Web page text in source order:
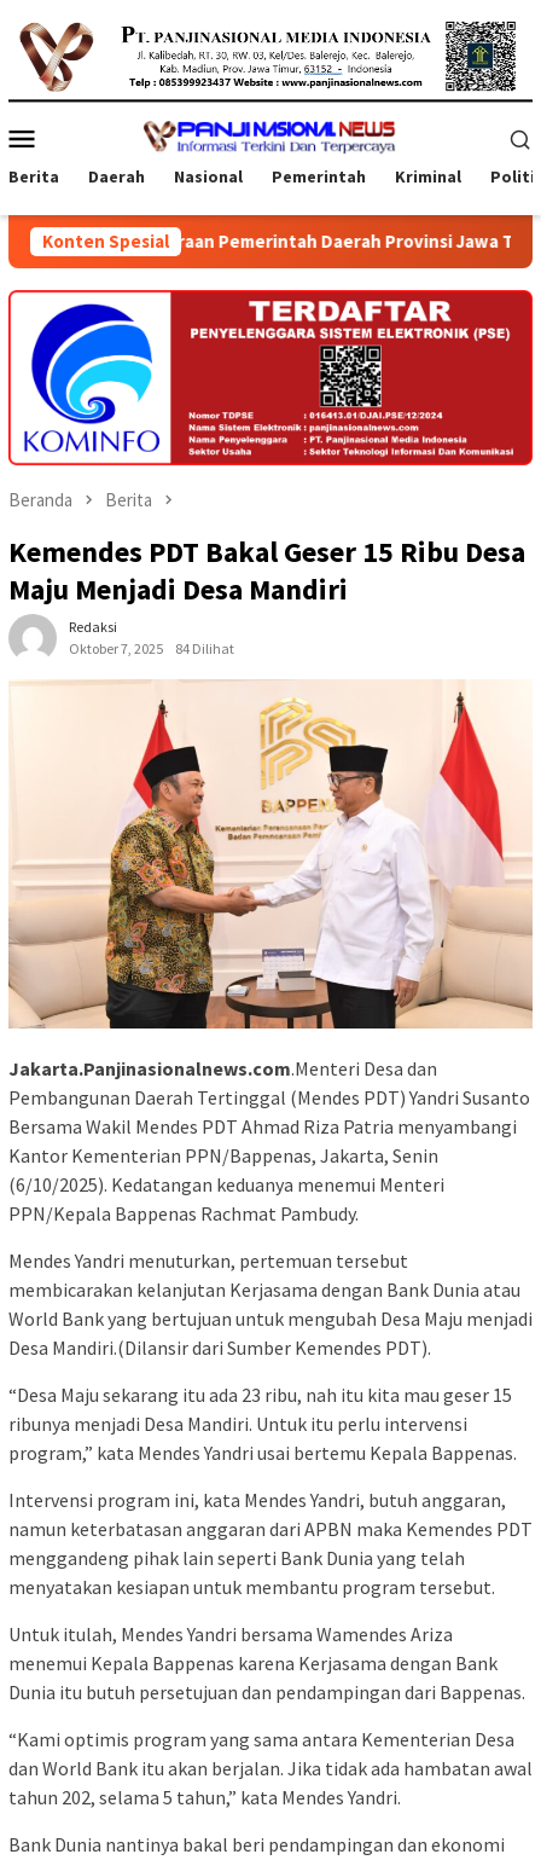
konten
Mobile
Berita Daerah Nasional Pemerintah Kriminal
Konten Spesial
Pemerintah Daerah Provinsi Jawa Timur dan Bali
Beranda Berita
Kemendes PDT Bakal Geser 15 Ribu Desa
Maju Menjadi Desa Mandiri
Redaksi
Oktober 7, 2025
84 Dilihat
Jakarta.Panjinasionalnews.com.Menteri Desa dan
Pembangunan Daerah Tertinggal (Mendes PDT) Yandri Susanto
Bersama Wakil Mendes PDT Ahmad Riza Patria menyambangi
Kantor Kementerian PPN/Bappenas, Jakarta, Senin
(6/10/2025). Kedatangan keduanya menemui Menteri
PPN/Kepala Bappenas Rachmat Pambudy.
Mendes Yandri menuturkan, pertemuan tersebut
membicarakan kelanjutan Kerjasama dengan Bank Dunia atau
World Bank yang bertujuan untuk mengubah Desa Maju menjadi
Desa Mandiri.(Dilansir dari Sumber Kemendes PDT).
“Desa Maju sekarang itu ada 23 ribu, nah itu kita mau geser 15
ribunya menjadi Desa Mandiri. Untuk itu perlu intervensi
program,” kata Mendes Yandri usai bertemu Kepala Bappenas.
Intervensi program ini, kata Mendes Yandri, butuh anggaran,
namun keterbatasan anggaran dari APBN maka Kemendes PDT
menggandeng pihak lain seperti Bank Dunia yang telah
menyatakan kesiapan untuk membantu program tersebut.
Untuk itulah, Mendes Yandri bersama Wamendes Ariza
menemui Kepala Bappenas karena Kerjasama dengan Bank
Dunia itu butuh persetujuan dan pendampingan dari Bappenas.
“Kami optimis program yang sama antara Kementerian Desa
dan World Bank itu akan berjalan. Jika tidak ada hambatan awal
tahun 202, selama 5 tahun,” kata Mendes Yandri.
Bank Dunia nantinya bakal beri pendampingan dan ekonomi